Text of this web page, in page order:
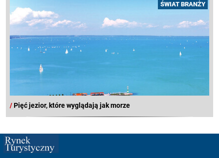
ŚWIAT BRANŻY
/Pięć jezior, które wyglądają jak morze